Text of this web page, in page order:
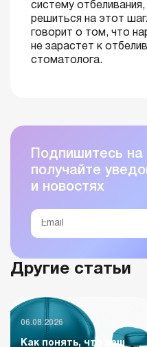
систему
решиться на этот
говорит о том, что
не зарастет к
стоматолога.
Подпишитесь на
получайте
и новостях
Другие статьи
06.08.2026
Как понять, что ваш